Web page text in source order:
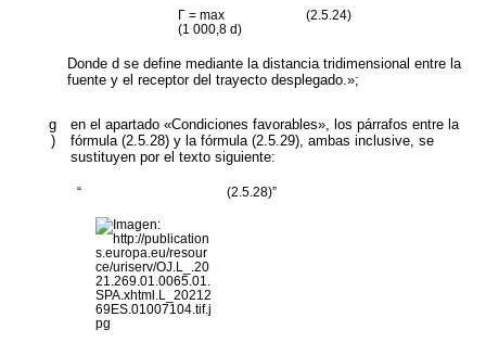
Γ = max
(1 000,8d)
(2.5.24)
Donde dse define mediante la distancia tridimensional entre la
fuente y el receptor del trayecto desplegado.»;
g
)
en el apartado «Condiciones favorables», los párrafos entre la
fórmula (2.5.28) y la fórmula (2.5.29), ambas inclusive, se
sustituyen por el texto siguiente:
“ (2.5.28)”